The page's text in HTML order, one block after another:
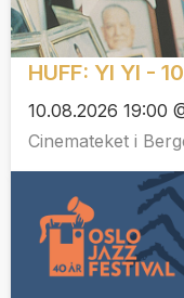
HUFF: YI YI -
10.08.2026 19:00
Cinemateket i